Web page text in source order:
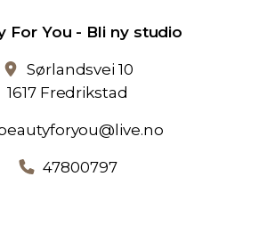
For You - Bli ny studio
Sørlandsvei 10
1617 Fredrikstad
47800797